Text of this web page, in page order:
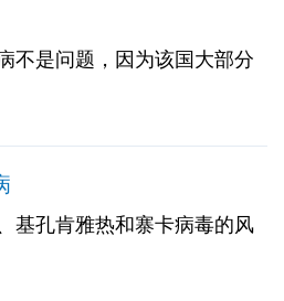
TravelVax 可以为您提供这些
括紧急抗生素，以防您在旅
。
不是问题，因为该国大部分
地区。我们的旅行顾问将审
您是否将在任何高海拔地
必要的信息和处方药以预防
基孔肯雅热和寨卡病毒的风
异。与农村地区相比，城市
的风险更大。旅行者的特定